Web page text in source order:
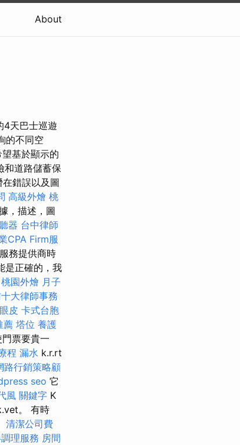
About
天巴士巡遊
的不同空
基於顯示的
和道路儲蓄保
錯誤以及圖
高級外燴 桃
，描述，圖
器 台中律師
CPA Firm服
務提供商時
是正確的，我
桃園外燴 月子
大律師事務
皮 卡式台胞
薦 塔位 養護
票要貴一
程 漏水 k.r.rt
路行銷策略顧
seo 它
風 關鍵字 K
。 有時
清潔公司費
理服務 房間